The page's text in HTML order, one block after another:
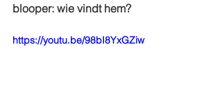
blooper: wie vindt hem?
https://youtu.be/98bI8YxGZiw